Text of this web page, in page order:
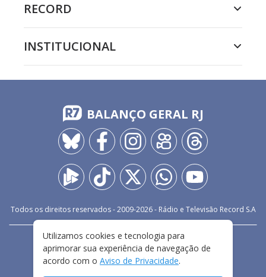
RECORD
INSTITUCIONAL
BALANÇO GERAL RJ
Todos os direitos reservados - 2009-2026- Rádio e Televisão Record S.A
FALE CONOSCO
PRIVACIDADE
TERMOS E CONDIÇÕES DE USO
Utilizamos cookies e tecnologia para
aprimorar sua experiência de navegação de
acordo com o Aviso de Privacidade.